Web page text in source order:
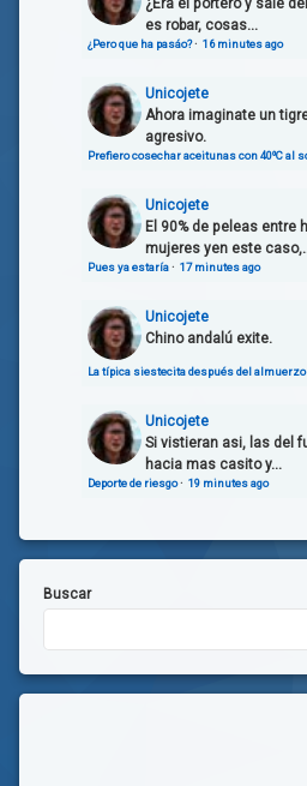
¿Era el portero y sale
es robar, cosas...
¿Pero que ha pasáo?· 16 minutes ago
Unicojete
Ahora imaginate un
agresivo.
Prefiero cosechar aceitunas con 40ºC al
Unicojete
El 90% de peleas entre
mujeres yen este
Pues ya estaría· 17 minutes ago
Unicojete
Chino andalú exite.
La típica siestecita después del almuerzo
Unicojete
Si vistieran asi, las del
hacia mas casito y...
Deporte de riesgo· 19 minutes ago
Buscar